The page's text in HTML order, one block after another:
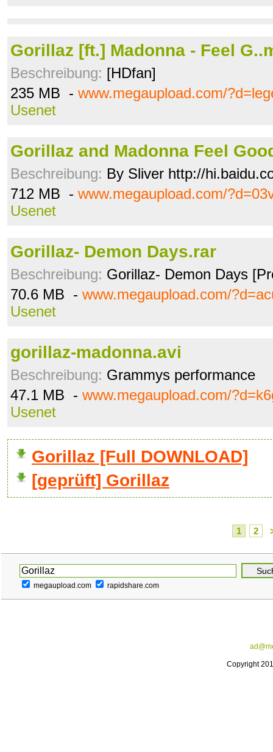
Gorillaz [ft.] Madonna - Feel
Beschreibung: [HDfan]
235 MB - www.megaupload.com/
Usenet
Gorillaz and Madonna Feel
Beschreibung: By Sliver http://
712 MB - www.megaupload.com/
Usenet
Gorillaz- Demon Days.rar
Beschreibung: Gorillaz- Demon Days
70.6 MB - www.megaupload.com/
Usenet
gorillaz-madonna.avi
Beschreibung: Grammys performance
47.1 MB - www.megaupload.com/
Usenet
Gorillaz [Full DOWNLOAD]
[geprüft] Gorillaz
1 2
megaupload.com rapidshare.com
Copyright